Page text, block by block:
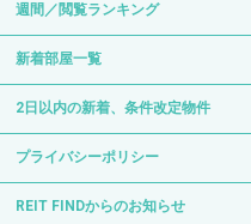
週間／閲覧ランキング
新着部屋一覧
2日以内の新着、条件改定物件
プライバシーポリシー
REIT FINDからのお知らせ